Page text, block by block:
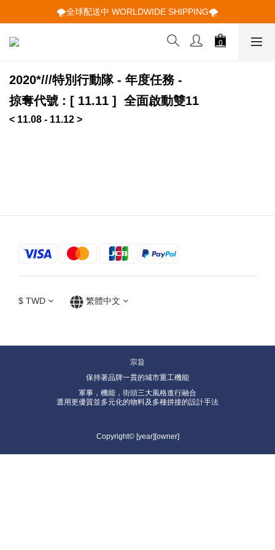
🌪️全球配送中 WORLDWIDE SHIPPING🌪️
🌪️全球配送中 WORLDWIDE SHIPPING🌪️
🕋 𝙐𝙋 𝙏𝙊 𝟮𝟬% 𝙊𝙁𝙁 "立即領取折扣
2020*///特別行動隊 - 年度任務 -
掠奪代號 : [ 11.11 ] 全面啟動雙11
< 11.08 - 11.12 >
$ TWD 繁體中文
宗旨
保持著品牌一貫的城市重工機能
軍事，機能，街頭三大風格進行融合
選用更優質並多元化的物料及多種拼接的設計手法
Copyright© [year][owner]